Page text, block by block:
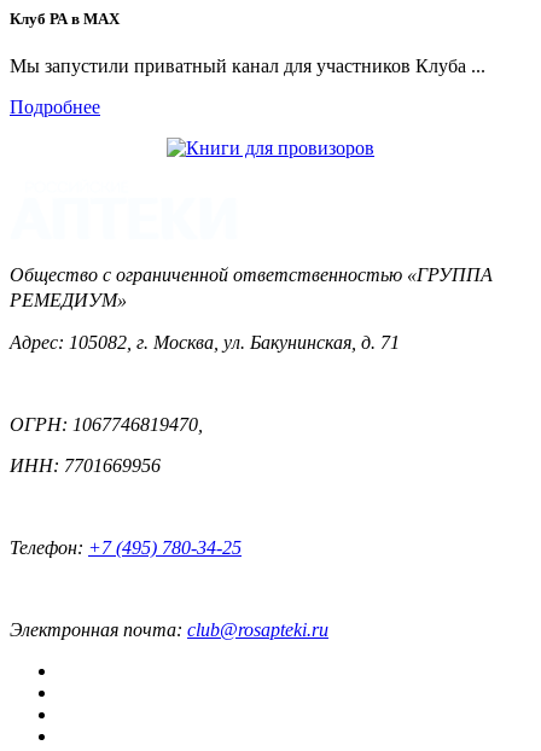
Клуб РА в MAX
Мы запустили приватный канал для участников Клуба ...
Подробнее
Общество с ограниченной ответственностью «ГРУППА
РЕМЕДИУМ»
Адрес: 105082, г. Москва, ул. Бакунинская, д. 71
ОГРН: 1067746819470,
ИНН: 7701669956
Телефон: +7 (495) 780-34-25
Электронная почта: club@rosapteki.ru